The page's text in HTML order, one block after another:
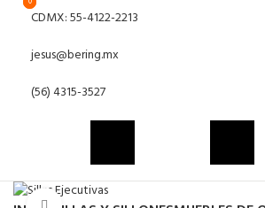
CDMX: 55-4122-2213
jesus@bering.mx
(56) 4315-3527